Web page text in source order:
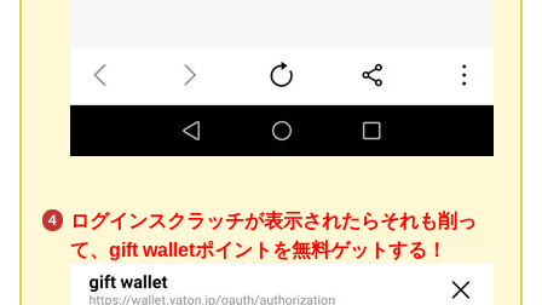
ログインスクラッチが表示されたらそれも削っ
て、gift walletポイントを無料ゲットする！